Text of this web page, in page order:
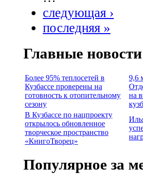
следующая ›
последняя »
Главные новости
Более 95% теплосетей в
Кузбассе проверены на
готовность к отопительному
сезону
9,6
на
В Кузбассе по нацпроекту
открылось обновленное
творческое пространство
«КнигоТворец»
Популярное за